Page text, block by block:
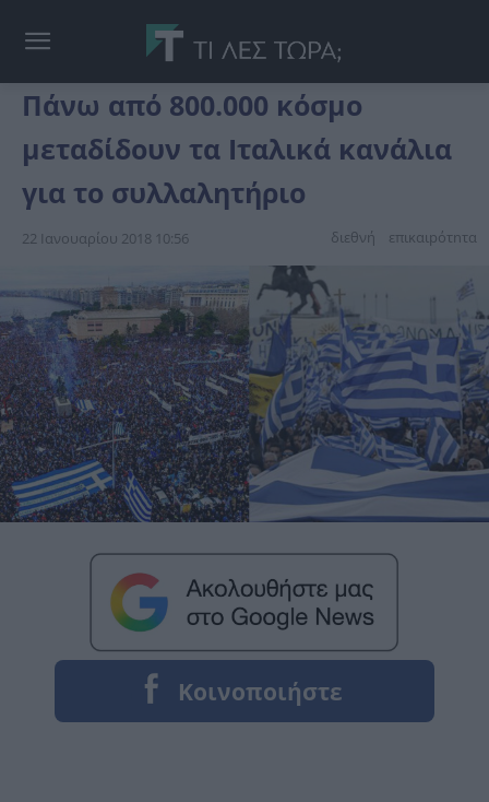
Πάνω από 800.000 κόσμο
μεταδίδουν τα Ιταλικά κανάλια
για το συλλαλητήριο
22 Ιανουαρίου 2018 10:56 διεθνή επικαιpότnτα